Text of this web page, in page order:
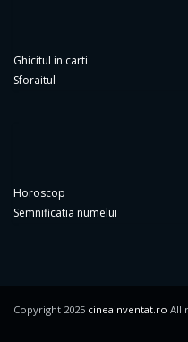
Ghicitul in carti
Sforaitul
Horoscop
Semnificatia numelui
Copyright 2025 cineainventat.ro All